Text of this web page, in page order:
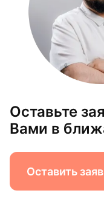
Оставьте
Вами в
Оставить